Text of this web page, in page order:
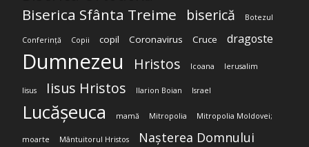
Biserica Sfânta Treime biserică Botezul
Conferință Copii copil Coronavirus Cruce dragoste
Dumnezeu Hristos Icoana Ierusalim
Iisus Iisus Hristos Ilarion Boian Israel
Lucășeuca mamă Mitropolia Mitropolia Moldovei;
moarte Mântuitorul Hristos Nașterea Domnului